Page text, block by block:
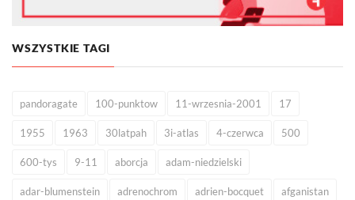
WSZYSTKIE TAGI
pandoragate 100-punktow 11-wrzesnia-2001 17
1955 1963 30latpah 3i-atlas 4-czerwca 500
600-tys 9-11 aborcja adam-niedzielski
adar-blumenstein adrenochrom adrien-bocquet afganistan